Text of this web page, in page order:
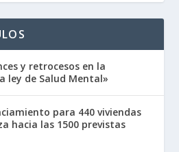
y retrocesos en la
ley de Salud Mental»
para 440 viviendas
hacia las 1500 previstas